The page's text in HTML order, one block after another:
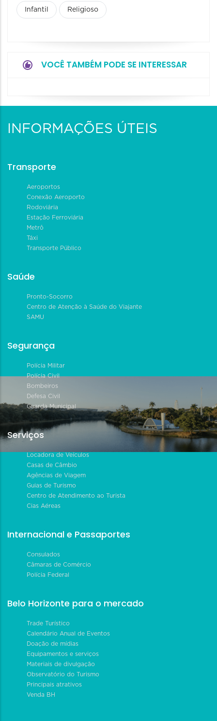
Infantil Religioso
VOCÊ TAMBÉM PODE SE INTERESSAR
INFORMAÇÕES ÚTEIS
Transporte
Aeroportos
Conexão Aeroporto
Rodoviária
Estação Ferroviária
Metrô
Táxi
Transporte Público
Saúde
Pronto-Socorro
Centro de Atenção à Saúde do Viajante
SAMU
Segurança
Polícia Militar
Polícia Civil
Bombeiros
Defesa Civil
Guarda Municipal
Serviços
Locadora de Veículos
Casas de Câmbio
Agências de Viagem
Guias de Turismo
Centro de Atendimento ao Turista
Cias Aéreas
Internacional e Passaportes
Consulados
Câmaras de Comércio
Polícia Federal
Belo Horizonte para o mercado
Trade Turístico
Calendário Anual de Eventos
Doação de mídias
Equipamentos e serviços
Materiais de divulgação
Observatório do Turismo
Principais atrativos
Venda BH